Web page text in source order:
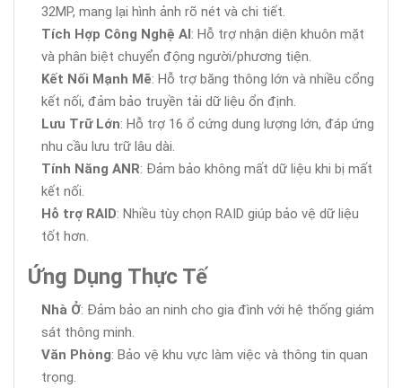
32MP, mang lại hình ảnh rõ nét và chi tiết.
Tích Hợp Công Nghệ AI: Hỗ trợ nhận diện khuôn mặt
và phân biệt chuyển động người/phương tiện.
Kết Nối Mạnh Mẽ: Hỗ trợ băng thông lớn và nhiều cổng
kết nối, đảm bảo truyền tải dữ liệu ổn định.
Lưu Trữ Lớn: Hỗ trợ 16 ổ cứng dung lượng lớn, đáp ứng
nhu cầu lưu trữ lâu dài.
Tính Năng ANR: Đảm bảo không mất dữ liệu khi bị mất
kết nối.
Hỗ trợ RAID: Nhiều tùy chọn RAID giúp bảo vệ dữ liệu
tốt hơn.
Ứng Dụng Thực Tế
Nhà Ở: Đảm bảo an ninh cho gia đình với hệ thống giám
sát thông minh.
Văn Phòng: Bảo vệ khu vực làm việc và thông tin quan
trọng.